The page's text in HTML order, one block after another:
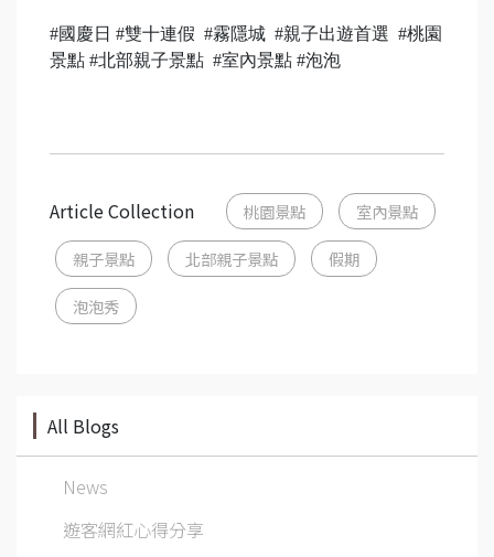
#國慶日 #雙十連假 #霧隱城 #親子出遊首選 #桃園
景點 #北部親子景點 #室內景點 #泡泡
Article Collection 桃園景點 室內景點
親子景點 北部親子景點 假期
泡泡秀
All Blogs
News
遊客網紅心得分享